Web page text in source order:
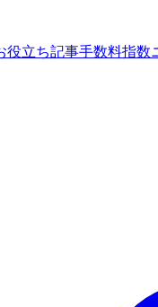
役立ち記事手数料指数